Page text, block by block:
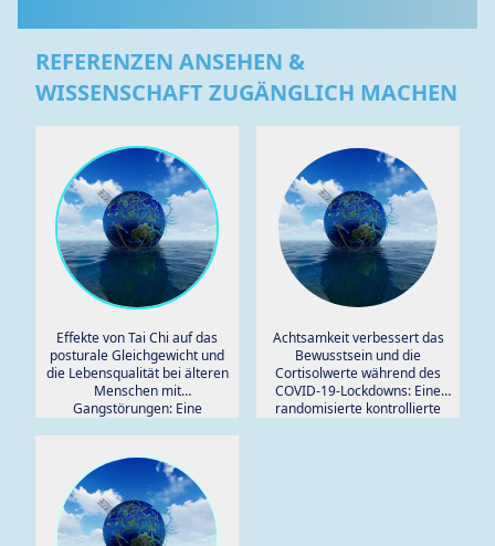
REFERENZEN ANSEHEN &
WISSENSCHAFT ZUGÄNGLICH MACHEN
Effekte von Tai Chi auf das
posturale Gleichgewicht und
die Lebensqualität bei älteren
Menschen mit
Gangstörungen: Eine
Achtsamkeit verbessert das
Bewusstsein und die
Cortisolwerte während des
COVID-19-Lockdowns: Eine
randomisierte kontrollierte